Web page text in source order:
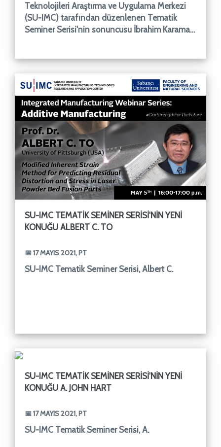
Teknolojileri Araştırma ve Uygulama Merkezi
(SU-IMC) tarafından düzenlenen Tematik
Seminer Serisi'nin sonuncusu İbrahim Karaman
SU-IMC TEMATIK SEMINER SERISI'NIN YENI
KONUĞU ALBERT C. TO
📅 17 MAYIS 2021, PT
SU-IMC Tematik Seminer Serisi, Albert C.
SU-IMC TEMATIK SEMINER SERISI'NIN YENI
KONUĞU A. JOHN HART
📅 17 MAYIS 2021, PT
SU-IMC Tematik Seminer Serisi, A.